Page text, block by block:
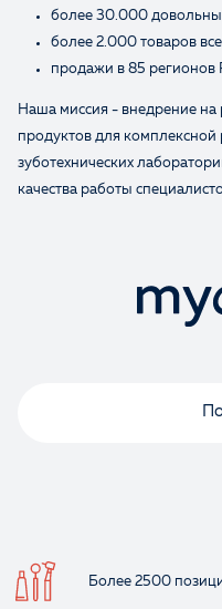
более 30.000
более 2.000 товаров
продажи в 85 регионов
Наша миссия - внедрение
продуктов для комплексной
зуботехнических
качества работы
Более 2500